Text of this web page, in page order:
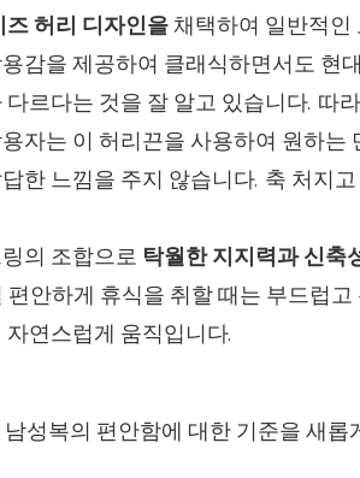
즈 허리 디자인을 채택하여 일반적인
감을 제공하여 클래식하면서도 현
르다는 것을 잘 알고 있습니다. 따
자는 이 허리끈을 사용하여 원하는
한 느낌을 주지 않습니다. 축 처지
의 조합으로 탁월한 지지력과 신축
안하게 휴식을 취할 때는 부드럽고
연스럽게 움직입니다.
성복의 편안함에 대한 기준을 새롭